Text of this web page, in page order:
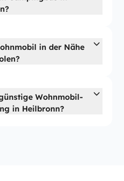
in der Nähe
Wohnmobil-
in Heilbronn?